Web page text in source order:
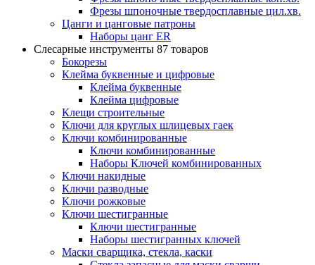
Фрезы шпоночные твердосплавные цил.хв.
Цанги и цанговые патроны
Наборы цанг ER
Слесарные инструменты 87 товаров
Бокорезы
Клейма буквенные и цифровые
Клейма буквенные
Клейма цифровые
Клещи строительные
Ключи для круглых шлицевых гаек
Ключи комбинированные
Ключи комбинированные
Наборы Ключей комбинированных
Ключи накидные
Ключи разводные
Ключи рожковые
Ключи шестигранные
Ключи шестигранные
Наборы шестигранных ключей
Маски сварщика, стекла, каски